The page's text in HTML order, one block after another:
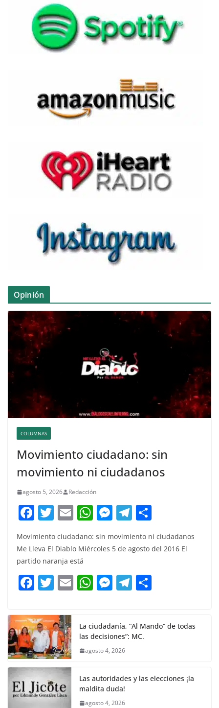
Opinión
COLUMNAS
Movimiento ciudadano: sin
movimiento ni ciudadanos
agosto 5, 2026 Redacción
F
a
c
e
b
o
k
T
w
itt
er
E
m
ai
l
W
h
at
A
p
M
ss
n
g
T
e
gr
a
m
o
m
Movimiento ciudadano: sin movimiento ni ciudadanos
Me Lleva El Diablo Miércoles 5 de agosto del 2016 El
partido naranja está
F
c
e
b
o
o
k
T
itt
er
E W
s
A
p
M
e
n
er
T
gr
a
p
La ciudadanía, “Al Mando” de todas
las decisiones”: MC.
agosto 4, 2026
Las autoridades y las elecciones ¡la
maldita duda!
agosto 4, 2026